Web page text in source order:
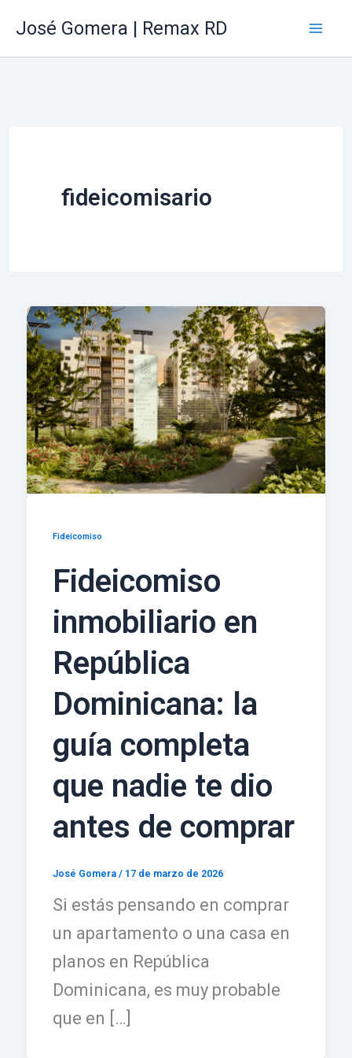
José Gomera | Remax RD
fideicomisario
Fideicomiso
Fideicomiso
inmobiliario en
República
Dominicana: la
guía completa
que nadie te dio
antes de comprar
José Gomera / 17 de marzo de 2026
Si estás pensando en comprar
un apartamento o una casa en
planos en República
Dominicana, es muy probable
que en […]